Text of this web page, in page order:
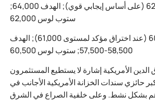
الشراء: 62,500 (على أساس إيجابي قوي); الهدف 64,000;
ستوب لوس 62,000
البيع: 60,000 (عند اختراق مؤكد لمستوى 61,000); الهدف
58,500-57,500; ستوب لوس 60,500
الأمريكية إشارة لا يستطيع المستثمرون
حائزي سندات الخزانة الأمريكية الأجانب في
بشكل نشط. وعلى خلفية الصراع في الشرق